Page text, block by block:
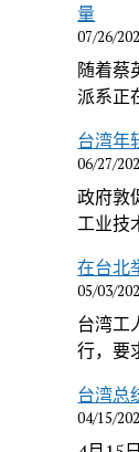
量
07/26/
随着蔡
派系正
台湾年
06/27/
政府敦
工业技
在台北
05/03/
台湾工
行，要
台湾总
04/15/